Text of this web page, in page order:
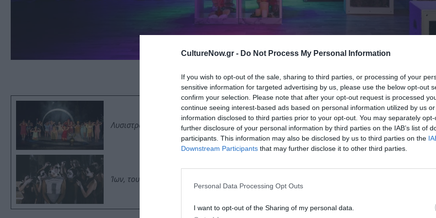
CultureNow.gr - Do Not Process My Personal Information
If you wish to opt-out of the sale, sharing to third parties, or processing of your
sensitive information for targeted advertising by us, please use the below opt-out
confirm your selection. Please note that after your opt-out request is processed
continue seeing interest-based ads based on personal information utilized by us
information disclosed to third parties prior to your opt-out. You may separately
further disclosure of your personal information by third parties on the IAB’s list of
participants. This information may also be disclosed by us to third parties on the
Downstream Participants that may further disclose it to other third parties.
Personal Data Processing Opt Outs
I want to opt-out of the Sharing of my personal data.
ΜΗΝ ΧΑΣΕΙΣ!
Λυσιστράτη, του Αριστοφάνη σε σκηνοθεσία Αστέριου Πελτέκη στο Φεστιβάλ Αθηνών
Ίων, του Ευριπίδη από τον Θωμά Μοσχόπουλο στο Αρχαίο Θέατρο Επιδαύρου